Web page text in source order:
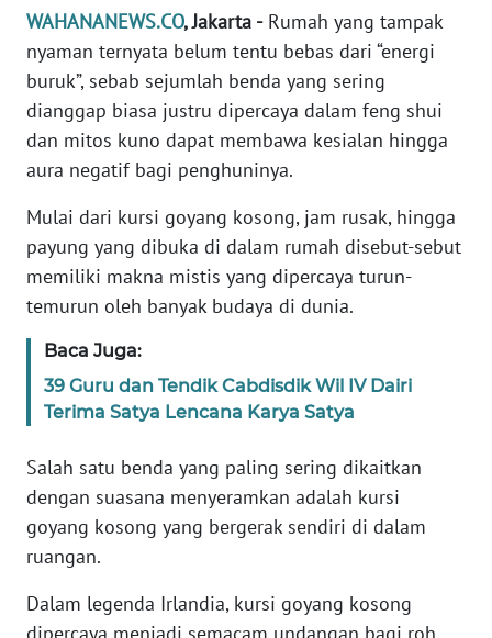
WAHANANEWS.CO, Jakarta -Rumah yang tampak
nyaman ternyata belum tentu bebas dari “energi
buruk”, sebab sejumlah benda yang sering
dianggap biasa justru dipercaya dalam feng shui
dan mitos kuno dapat membawa kesialan hingga
aura negatif bagi penghuninya.
Mulai dari kursi goyang kosong, jam rusak, hingga
payung yang dibuka di dalam rumah disebut-sebut
memiliki makna mistis yang dipercaya turun-
temurun oleh banyak budaya di dunia.
Baca Juga:
39 Guru dan Tendik Cabdisdik Wil IV Dairi
Terima Satya Lencana Karya Satya
Salah satu benda yang paling sering dikaitkan
dengan suasana menyeramkan adalah kursi
goyang kosong yang bergerak sendiri di dalam
ruangan.
Dalam legenda Irlandia, kursi goyang kosong
INDEKS
BERITA
KONTAK
KAMI
INFO
TENTANG
KAMI
MEDIA
SIBER
KARIR
DISCLAIMER
Wahana